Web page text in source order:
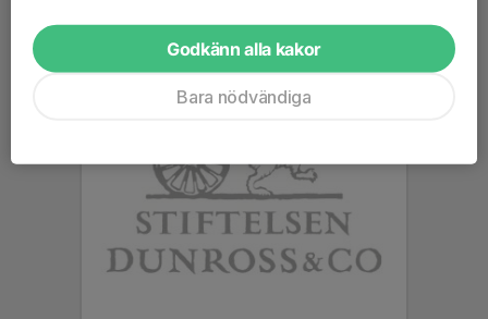
Godkänn alla kakor
Bara nödvändiga